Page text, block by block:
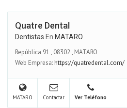
Quatre Dental
Dentistas En MATARO
República 91 , 08302 , MATARO
Web Empresa:https://quatredental.com/
MATARO Contactar Ver Teléfono